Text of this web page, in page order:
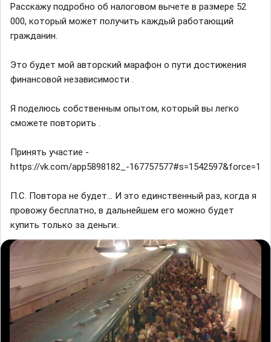
Расскажу подробно об налоговом вычете в размере 52
000, который может получить каждый работающий
гражданин.
Это будет мой авторский марафон о пути достижения
финансовой независимости .
Я поделюсь собственным опытом, который вы легко
сможете повторить .
Принять участие -
https://vk.com/app5898182_-167757577#s=1542597&force=1
П.С. Повтора не будет... И это единственный раз, когда я
провожу бесплатно, в дальнейшем его можно будет
купить только за деньги..